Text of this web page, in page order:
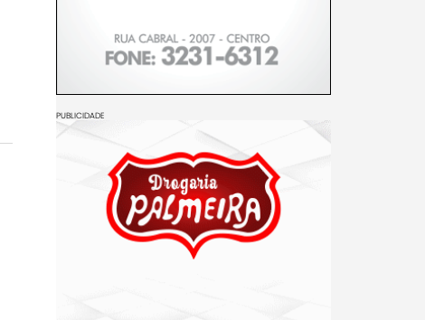
PUBLICIDADE